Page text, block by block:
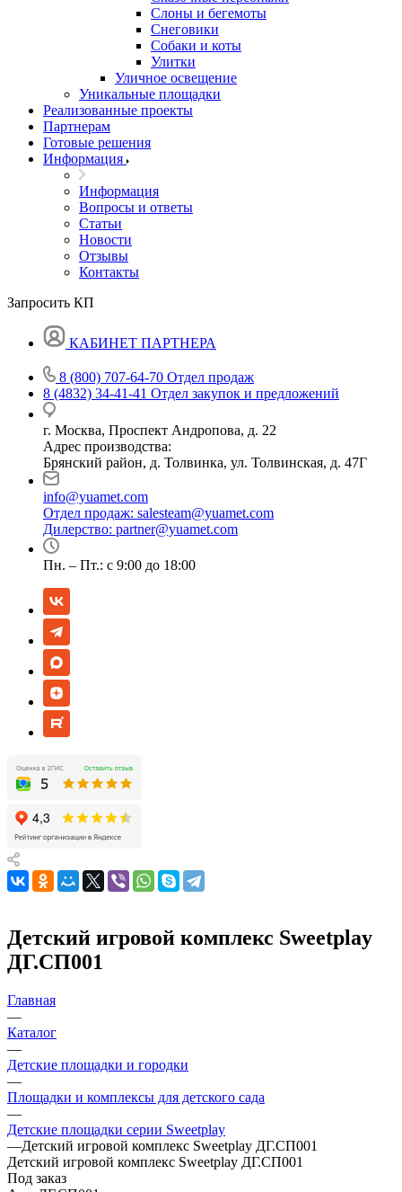
Слоны и бегемоты
Снеговики
Собаки и коты
Улитки
Уличное освещение
Уникальные площадки
Реализованные проекты
Партнерам
Готовые решения
Информация
Информация
Вопросы и ответы
Статьи
Новости
Отзывы
Контакты
Запросить КП
КАБИНЕТ ПАРТНЕРА
8 (800) 707-64-70 Отдел продаж
8 (4832) 34-41-41 Отдел закупок и предложений
г. Москва, Проспект Андропова, д. 22
Адрес производства:
Брянский район, д. Толвинка, ул. Толвинская, д. 47Г
info@yuamet.com
Отдел продаж: salesteam@yuamet.com
Дилерство: partner@yuamet.com
Пн. – Пт.: с 9:00 до 18:00
Детский игровой комплекс Sweetplay
ДГ.СП001
Главная
—
Каталог
—
Детские площадки и городки
—
Площадки и комплексы для детского сада
—
Детские площадки серии Sweetplay
—Детский игровой комплекс Sweetplay ДГ.СП001
Детский игровой комплекс Sweetplay ДГ.СП001
Под заказ